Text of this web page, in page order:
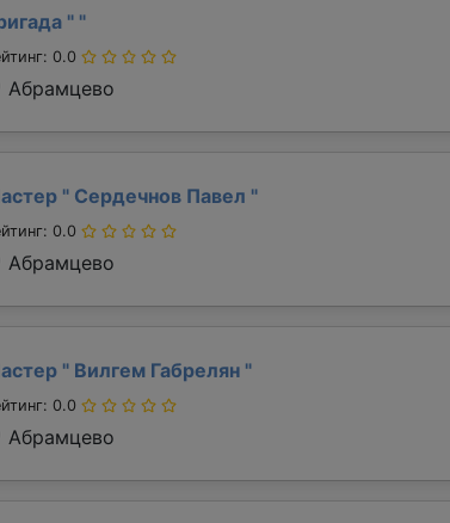
" "
0.0
Абрамцево
" Сердечнов Павел "
0.0
Абрамцево
" Вилгем Габрелян "
0.0
Абрамцево